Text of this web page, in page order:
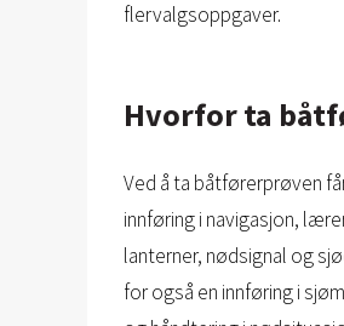
flervalgsoppgaver.
Hvorfor ta
Ved å ta båtførerprøven
innføring i navigasjon,
lanterner, nødsignal og
for også en innføring i